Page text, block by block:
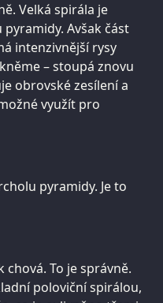
Velká spirála je
Avšak část
intenzivnější rysy
– stoupá znovu
obrovské zesílení a
využít pro
pyramidy. Je to
chová. To je správně.
poloviční spirálou,